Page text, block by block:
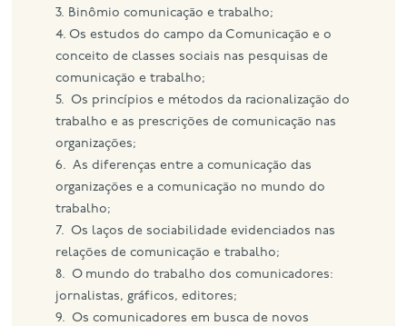
3. Binômio comunicação e trabalho;
4. Os estudos do campo da Comunicação e o
conceito de classes sociais nas pesquisas de
comunicação e trabalho;
5. Os princípios e métodos da racionalização do
trabalho e as prescrições de comunicação nas
organizações;
6. As diferenças entre a comunicação das
organizações e a comunicação no mundo do
trabalho;
7. Os laços de sociabilidade evidenciados nas
relações de comunicação e trabalho;
8. O mundo do trabalho dos comunicadores:
jornalistas, gráficos, editores;
9. Os comunicadores em busca de novos